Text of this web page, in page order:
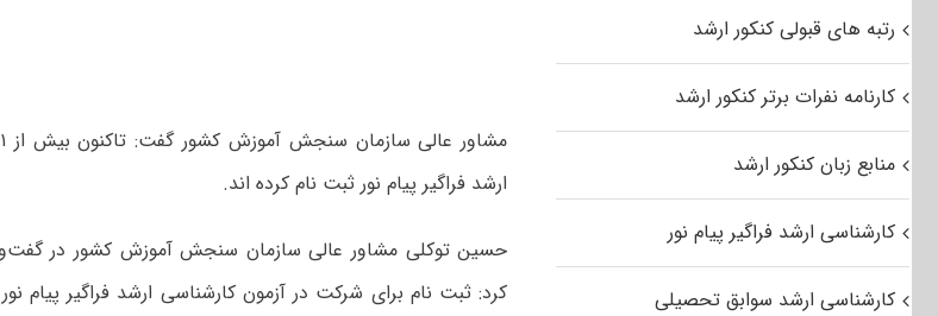
ارشد فراگیر پیام نور ثبت نام کرده اند.
حسین توکلی مشاور عالی سازمان سنجش آموزش کشور در گفت‌وگو
رتبه های قبولی کنکور ارشد
کارنامه نفرات برتر کنکور ارشد
منابع زبان کنکور ارشد
کارشناسی ارشد فراگیر پیام نور
کارشناسی ارشد سوابق تحصیلی